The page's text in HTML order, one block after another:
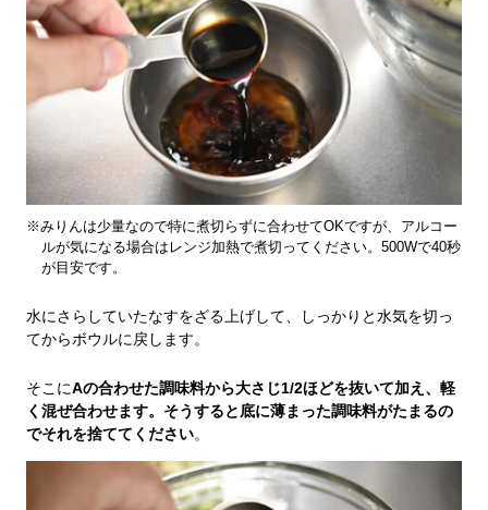
※みりんは少量なので特に煮切らずに合わせてOKですが、アルコー
ルが気になる場合はレンジ加熱で煮切ってください。500Wで40秒
が目安です。
水にさらしていたなすをざる上げして、しっかりと水気を切っ
てからボウルに戻します。
そこにAの合わせた調味料から大さじ1/2ほどを抜いて加え、軽
く混ぜ合わせます。そうすると底に薄まった調味料がたまるの
でそれを捨ててください。